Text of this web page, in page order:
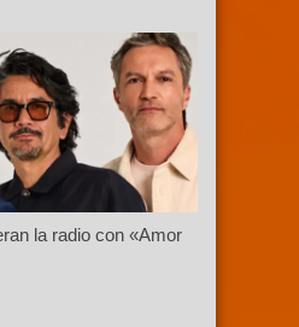
la radio con «Amor